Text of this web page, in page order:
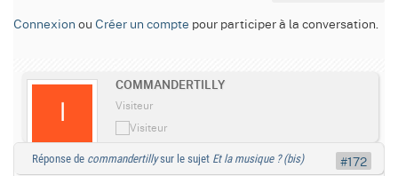
Connexion ou Créer un compte pour participer à la conversation.
COMMANDERTILLY
Visiteur
Réponse de commandertillysur le sujet Et la musique ? (bis) #172